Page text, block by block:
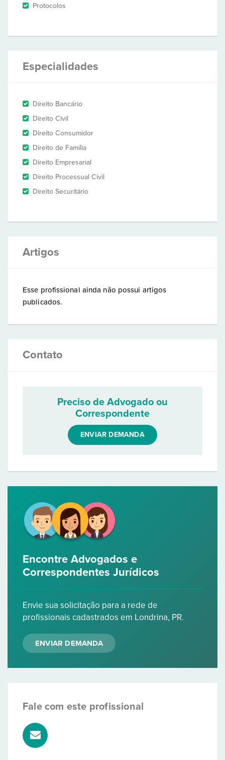
Protocolos
Especialidades
Direito Bancário
Direito Civil
Direito Consumidor
Direito de Família
Direito Empresarial
Direito Processual Civil
Direito Securitário
Artigos
Esse profissional ainda não possui artigos
publicados.
Contato
Preciso de Advogado ou
Correspondente
ENVIAR DEMANDA
Encontre Advogados e
Correspondentes Jurídicos
Envie sua solicitação para a rede de
profissionais cadastrados em Londrina, PR.
ENVIAR DEMANDA
Fale com este profissional